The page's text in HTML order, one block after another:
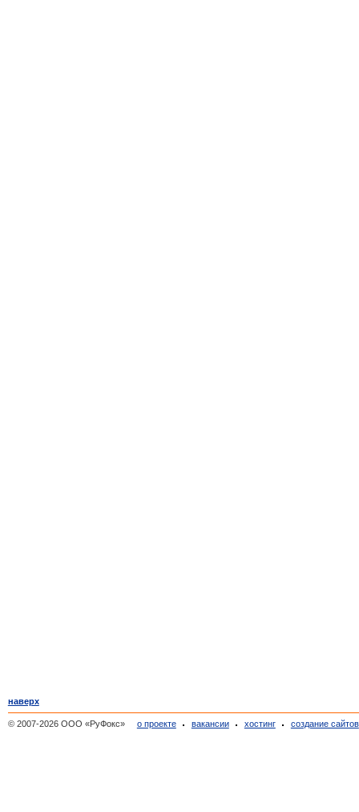
наверх
© 2007-2026 ООО «РуФокс» о проекте вакансии хостинг создание сайтов